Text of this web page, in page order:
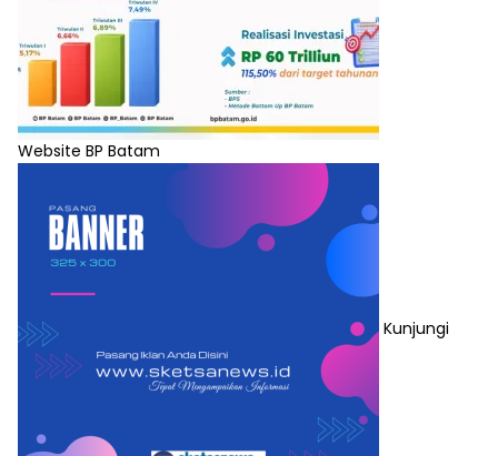
Website BP Batam
Kunjungi